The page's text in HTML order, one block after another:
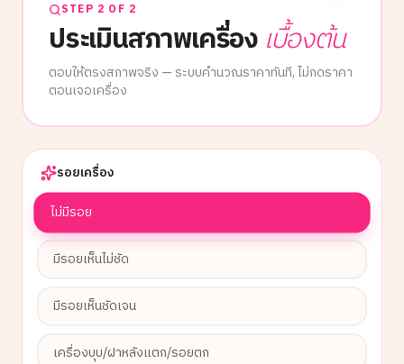
STEP 2 OF 2
ประเมินสภาพเครื่อง เบื้องต้น
ตอบให้ตรงสภาพจริง — ระบบคำนวณราคาทันที, ไม่กดราคา
ตอนเจอเครื่อง
รอยเครื่อง
ไม่มีรอย
มีรอยเห็นไม่ชัด
มีรอยเห็นชัดเจน
เครื่องบุบ/ฝาหลังแตก/รอยตก